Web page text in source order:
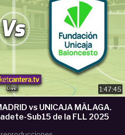
1:47:45
vs UNICAJA MÁLAGA.
Sub15 de la FLL 2025